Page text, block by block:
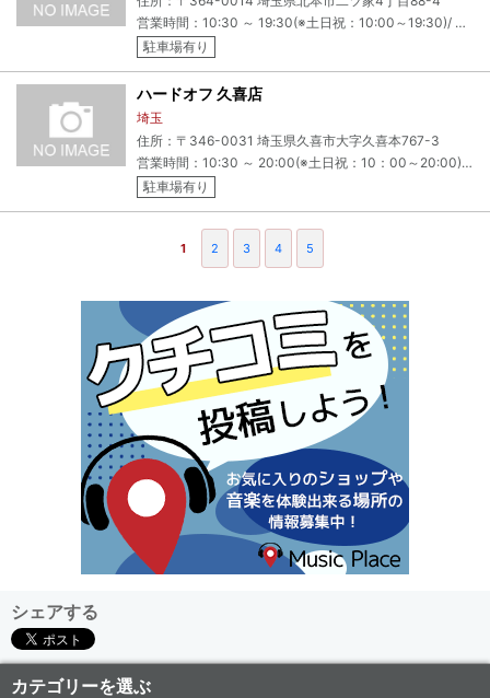
営業時間：10:30 ～ 19:30(※土日祝：10:00～19:30)/ 定休日:年中無休
駐車場有り
ハードオフ 久喜店
埼玉
住所：〒346-0031 埼玉県久喜市大字久喜本767-3
営業時間：10:30 ～ 20:00(※土日祝：10：00～20:00) 定休日：年中無休
駐車場有り
1 2 3 4 5
シェアする
カテゴリーを選ぶ